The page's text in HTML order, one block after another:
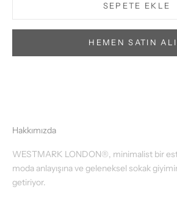
SEPETE EKLE
HEMEN SATIN
Hakkımızda
WESTMARK LONDON®, minimalist bir
moda anlayışına ve geleneksel sokak
getiriyor.